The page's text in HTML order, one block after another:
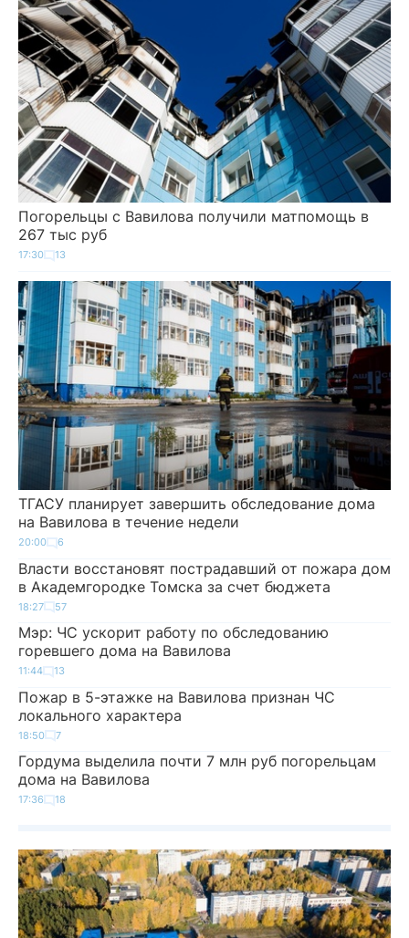
Погорельцы с Вавилова получили матпомощь в
267 тыс руб
17:30 13
ТГАСУ планирует завершить обследование дома
на Вавилова в течение недели
20:00 6
Власти восстановят пострадавший от пожара дом
в Академгородке Томска за счет бюджета
18:27 57
Мэр: ЧС ускорит работу по обследованию
горевшего дома на Вавилова
11:44 13
Пожар в 5-этажке на Вавилова признан ЧС
локального характера
18:50 7
Гордума выделила почти 7 млн руб погорельцам
дома на Вавилова
17:36 18